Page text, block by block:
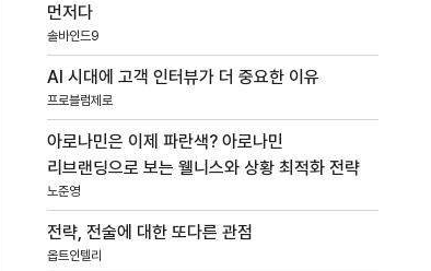
먼저다
솔바인드9
AI 시대에 고객 인터뷰가 더 중요한 이유
프로블럼제로
아로나민은 이제 파란색? 아로나민
리브랜딩으로 보는 웰니스와 상황 최적화 전략
노준영
전략, 전술에 대한 또다른 관점
옵트인텔리